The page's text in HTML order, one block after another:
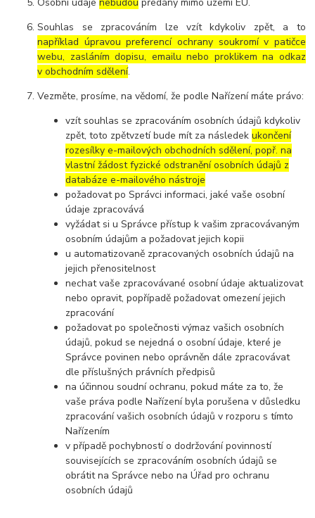
Osobní údajenebudou předány mimo území EU.
Souhlas se zpracováním lze vzít kdykoliv zpět, a to
například úpravou preferencí ochrany soukromí v patičce
webu, zasláním dopisu, emailu nebo proklikem na odkaz
v obchodním sdělení.
Vezměte, prosíme, na vědomí, že podle Nařízení máte právo:
vzít souhlas se zpracováním osobních údajů kdykoliv
zpět, toto zpětvzetí bude mít za následekukončení
rozesílky e-mailových obchodních sdělení, popř. na
vlastní žádost fyzické odstranění osobních údajů z
databáze e-mailového nástroje
požadovat po Správci informaci, jaké vaše osobní
údaje zpracovává
vyžádat si u Správce přístup k vašim zpracovávaným
osobním údajům a požadovat jejich kopii
u automatizovaně zpracovaných osobních údajů na
jejich přenositelnost
nechat vaše zpracovávané osobní údaje aktualizovat
nebo opravit, popřípadě požadovat omezení jejich
zpracování
požadovat po společnosti výmaz vašich osobních
údajů, pokud se nejedná o osobní údaje, které je
Správce povinen nebo oprávněn dále zpracovávat
dle příslušných právních předpisů
na účinnou soudní ochranu, pokud máte za to, že
vaše práva podle Nařízení byla porušena v důsledku
zpracování vašich osobních údajů v rozporu s tímto
Nařízením
v případě pochybností o dodržování povinností
souvisejících se zpracováním osobních údajů se
obrátit na Správce nebo na Úřad pro ochranu
osobních údajů